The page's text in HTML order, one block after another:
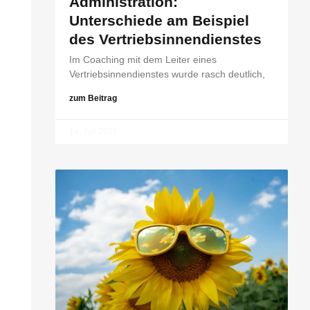
Unterschiede am Beispiel
des Vertriebsinnendienstes
Im Coaching mit dem Leiter eines
Vertriebsinnendienstes wurde rasch deutlich,
zum Beitrag